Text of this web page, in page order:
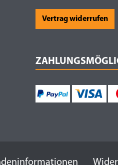
Vertrag widerrufen